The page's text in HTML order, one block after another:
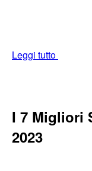
Leggi tutto
I 7 Migliori
2023